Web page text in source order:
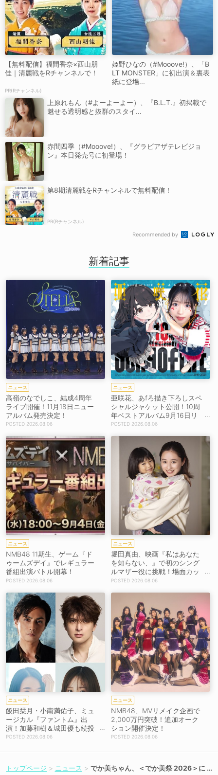
【無料配信】福間香奈×西山朋
佳｜清麗戦をRチャンネルで！
PR(Rチャンネル)
姫野ひなの（#Mooove!）、「B
LT MONSTER」に初出演＆裏表
紙に登場...
上原れもん（#よーよーよー）、『B.L.T.』初掲載で
魅せる透明感と抜群のスタイ...
赤間四季（#Mooove!）、『グラビアザテレビジョ
ン』本日発売号に初登場！
第8期清麗戦をRチャンネルで無料配信！
PR(Rチャンネル)
Recommended by
新着記事
ニュース
高嶺のなでしこ、結成4周年
ライブ開催！11月18日ニュー
アルバム発売決定！
2026.08.06
ニュース
亜咲花、あfろ描き下ろしスペ
シャルジャケット公開！10周
年ベストアルバム9月16日リ
リース！2026.08.06
ニュース
NMB48 11期生、ゲーム『ド
ゥームズデイ』でレギュラー
番組出演バトル開幕！
2026.08.06
ニュース
堀田真由、映画『私はあなた
を知らない、』で初のシング
ルマザー役に挑戦！場面カッ
トを解禁！【コメントあり】
2026.08.06
ニュース
飯田栞月・小南満佑子、ミュ
ージカル『ファントム』出
演！加藤和樹＆城田優も続投
【コメントあり】
2026.08.06
ニュース
NMB48、MVリメイク企画で
2,000万円突破！追加オーク
ション開催決定！
2026.08.06
トップページ ニュース
でか美ちゃん、＜でか美祭 2026＞に